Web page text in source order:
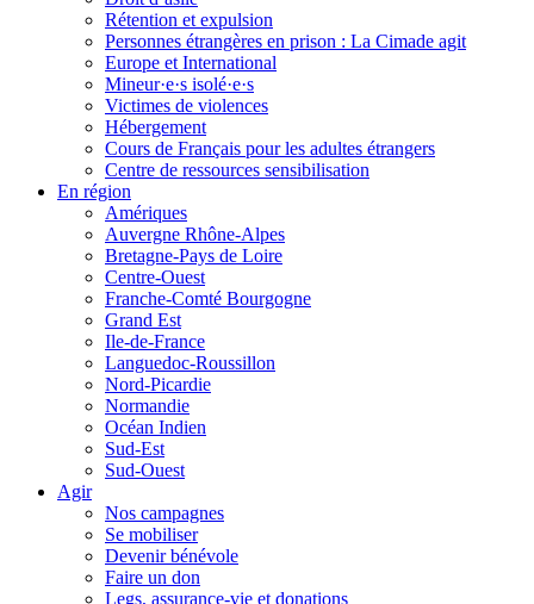
Rétention et expulsion
Personnes étrangères en prison : La Cimade agit
Europe et International
Mineur·e·s isolé·e·s
Victimes de violences
Hébergement
Cours de Français pour les adultes étrangers
Centre de ressources sensibilisation
En région
Amériques
Auvergne Rhône-Alpes
Bretagne-Pays de Loire
Centre-Ouest
Franche-Comté Bourgogne
Grand Est
Ile-de-France
Languedoc-Roussillon
Nord-Picardie
Normandie
Océan Indien
Sud-Est
Sud-Ouest
Agir
Nos campagnes
Se mobiliser
Devenir bénévole
Faire un don
Legs, assurance-vie et donations